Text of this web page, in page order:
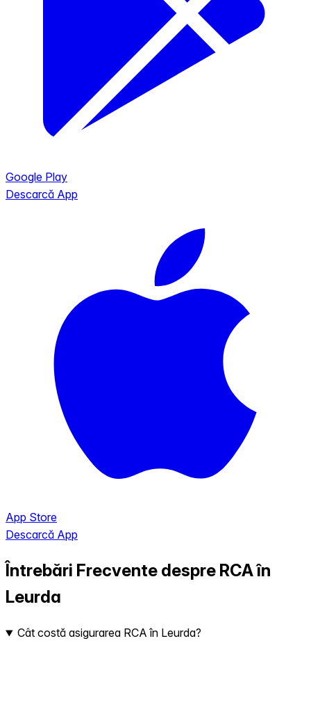
Google Play
Descarcă App
App Store
Descarcă App
Întrebări Frecvente despre RCA în
Leurda
Cât costă asigurarea RCA în Leurda?